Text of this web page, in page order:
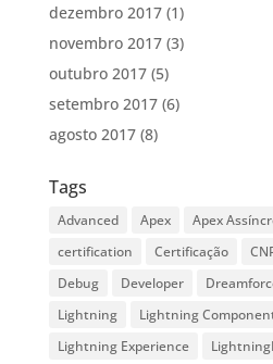
dezembro 2017(1)
novembro 2017(3)
outubro 2017(5)
setembro 2017(6)
agosto 2017(8)
Tags
Advanced Apex Apex
certification
Certificação
Debug
Developer
Lightning
Lightning
Lightning Experience